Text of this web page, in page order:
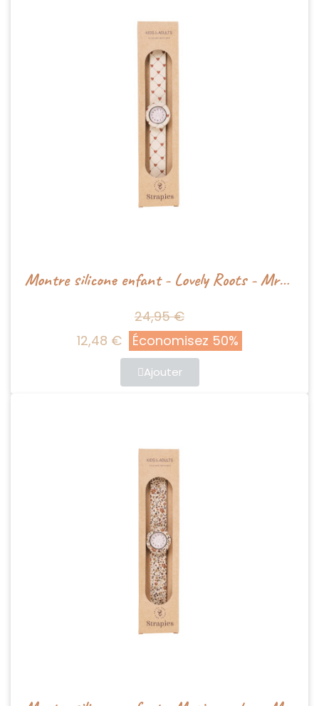
Montre silicone enfant - Lovely Roots - Mrs Ertha
24,95 €
12,48 €
Économisez 50%
Ajouter